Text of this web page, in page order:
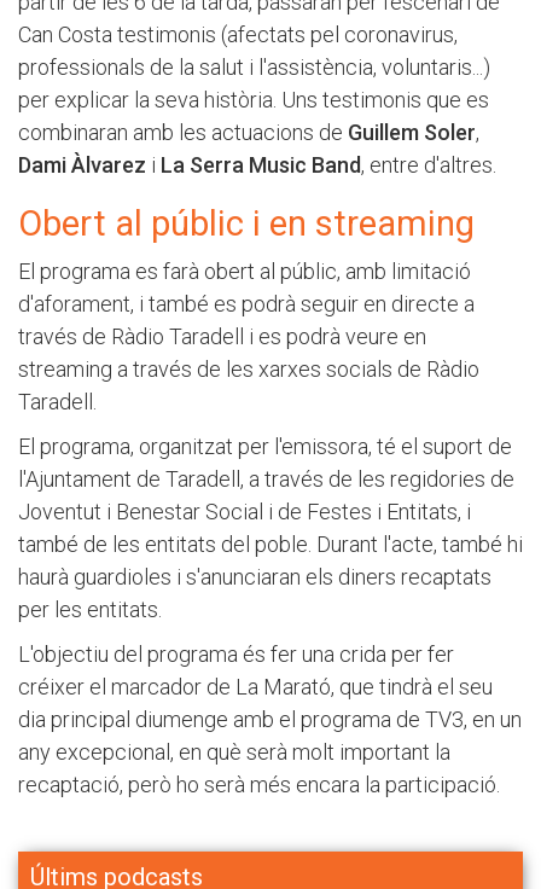
Can Costa testimonis (afectats pel coronavirus,
professionals de la salut i l'assistència, voluntaris...)
per explicar la seva història. Uns testimonis que es
combinaran amb les actuacions de Guillem Soler,
Dami Àlvarez i La Serra Music Band, entre d'altres.
Obert al públic i en streaming
El programa es farà obert al públic, amb limitació
d'aforament, i també es podrà seguir en directe a
través de Ràdio Taradell i es podrà veure en
streaming a través de les xarxes socials de Ràdio
Taradell.
El programa, organitzat per l'emissora, té el suport de
l'Ajuntament de Taradell, a través de les regidories de
Joventut i Benestar Social i de Festes i Entitats, i
també de les entitats del poble. Durant l'acte, també hi
haurà guardioles i s'anunciaran els diners recaptats
per les entitats.
L'objectiu del programa és fer una crida per fer
créixer el marcador de La Marató, que tindrà el seu
dia principal diumenge amb el programa de TV3, en un
any excepcional, en què serà molt important la
recaptació, però ho serà més encara la participació.
Últims podcasts